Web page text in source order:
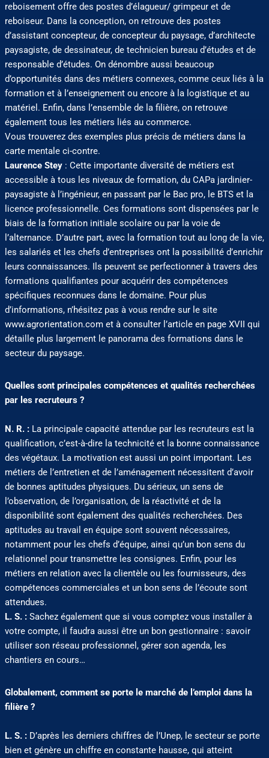
reboisement offre des postes d’élagueur/ grimpeur et de
reboiseur. Dans la conception, on retrouve des postes
d’assistant concepteur, de concepteur du paysage, d’architecte
paysagiste, de dessinateur, de technicien bureau d’études et de
responsable d’études. On dénombre aussi beaucoup
d’opportunités dans des métiers connexes, comme ceux liés à la
formation et à l’enseignement ou encore à la logistique et au
matériel. Enfin, dans l’ensemble de la filière, on retrouve
également tous les métiers liés au commerce.
Vous trouverez des exemples plus précis de métiers dans la
carte mentale ci-contre.
Laurence Stey: Cette importante diversité de métiers est
accessible à tous les niveaux de formation, du CAPa jardinier-
paysagiste à l’ingénieur, en passant par le Bac pro, le BTS et la
licence professionnelle. Ces formations sont dispensées par le
biais de la formation initiale scolaire ou par la voie de
l’alternance. D’autre part, avec la formation tout au long de la vie,
les salariés et les chefs d’entreprises ont la possibilité d’enrichir
leurs connaissances. Ils peuvent se perfectionner à travers des
formations qualifiantes pour acquérir des compétences
spécifiques reconnues dans le domaine. Pour plus
d’informations, n’hésitez pas à vous rendre sur le site
www.agrorientation.com et à consulter l’article en page XVII qui
détaille plus largement le panorama des formations dans le
secteur du paysage.
Quelles sont principales compétences et qualités recherchées
par les recruteurs ?
N. R. : La principale capacité attendue par les recruteurs est la
qualification, c’est-à-dire la technicité et la bonne connaissance
des végétaux. La motivation est aussi un point important. Les
métiers de l’entretien et de l’aménagement nécessitent d’avoir
de bonnes aptitudes physiques. Du sérieux, un sens de
l’observation, de l’organisation, de la réactivité et de la
disponibilité sont également des qualités recherchées. Des
aptitudes au travail en équipe sont souvent nécessaires,
notamment pour les chefs d’équipe, ainsi qu’un bon sens du
relationnel pour transmettre les consignes. Enfin, pour les
métiers en relation avec la clientèle ou les fournisseurs, des
compétences commerciales et un bon sens de l’écoute sont
attendues.
L. S. : Sachez également que si vous comptez vous installer à
votre compte, il faudra aussi être un bon gestionnaire : savoir
utiliser son réseau professionnel, gérer son agenda, les
chantiers en cours…
Globalement, comment se porte le marché de l’emploi dans la
filière ?
L. S. : D’après les derniers chiffres de l’Unep, le secteur se porte
bien et génère un chiffre en constante hausse, qui atteint